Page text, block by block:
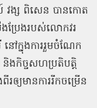
វង្ស ពិសេន បានកោត
ងប្រែងរបស់លោកវរ
ក្នុងការរួមចំណែក
ងកិច្ចសហប្រតិបត្តិ
ឲ្យមានការរីកចម្រើន